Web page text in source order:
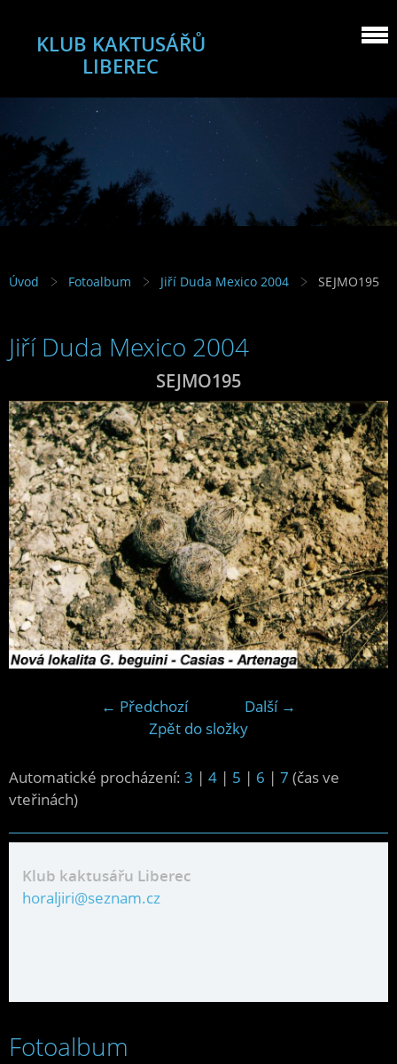
KLUB KAKTUSÁŘŮ
LIBEREC
Úvod Fotoalbum Jiří Duda Mexico 2004 SEJMO195
Jiří Duda Mexico 2004
SEJMO195
← Předchozí
Další →
Zpět do složky
Automatické procházení: 3 | 4 | 5 | 6 | 7 (čas ve
vteřinách)
Klub kaktusářu Liberec
horaljiri@seznam.cz
Fotoalbum